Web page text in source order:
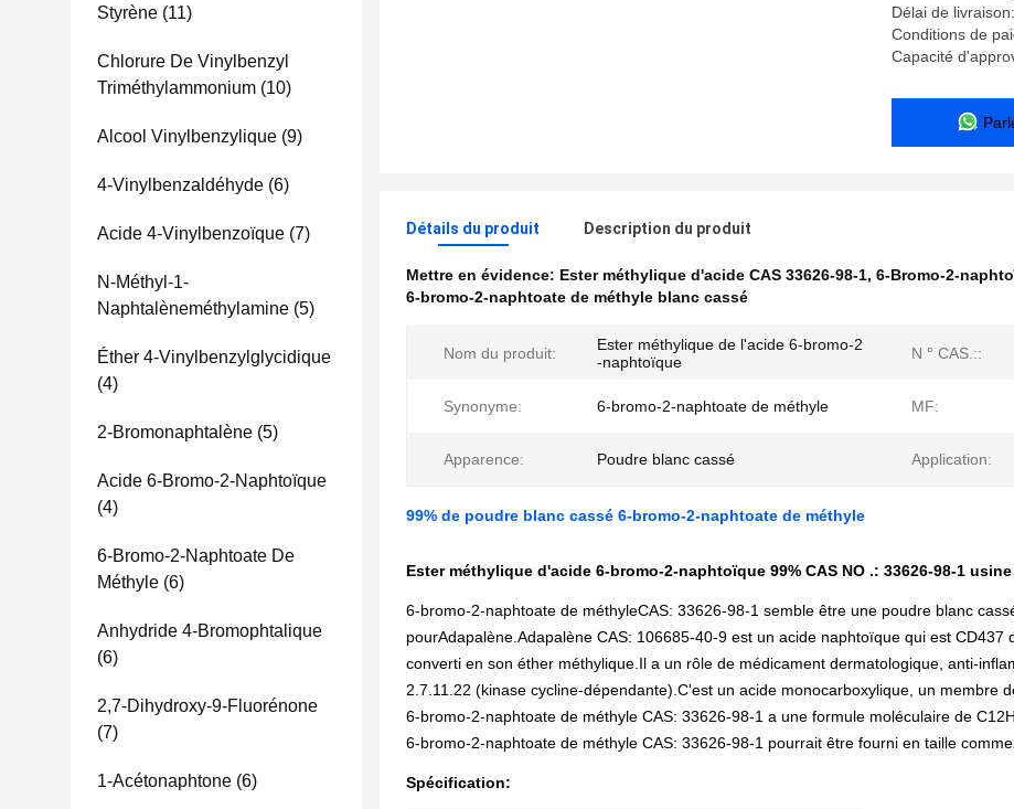
Styrène (11)
Chlorure De Vinylbenzyl
Triméthylammonium (10)
Alcool Vinylbenzylique (9)
4-Vinylbenzaldéhyde (6)
Acide 4-Vinylbenzoïque (7)
N-Méthyl-1-
Naphtalèneméthylamine (5)
Éther 4-Vinylbenzylglycidique
(4)
2-Bromonaphtalène (5)
Acide 6-Bromo-2-Naphtoïque
(4)
6-Bromo-2-Naphtoate De
Méthyle (6)
Anhydride 4-Bromophtalique
(6)
2,7-Dihydroxy-9-Fluorénone
(7)
1-Acétonaphtone (6)
Délai de
Conditions de
Capacité
Détails du produit Description du produit
Mettre en évidence: Ester méthylique d'acide CAS 33626-98-1, 6-Bromo-2-
6-bromo-2-naphtoate de méthyle blanc cassé
Nom du produit:
Ester méthylique de l'acide 6-bromo-2
-naphtoïque
N ° CAS.::
Synonyme: 6-bromo-2-naphtoate de méthyle MF:
Apparence: Poudre blanc cassé Application:
99% de poudre blanc cassé 6-bromo-2-naphtoate de méthyle
Ester méthylique d'acide 6-bromo-2-naphtoïque 99% CAS NO .: 33626-98-1 usine
6-bromo-2-naphtoate de méthyleCAS: 33626-98-1 semble être une poudre blanc
pourAdapalène.Adapalène CAS: 106685-40-9 est un acide naphtoïque qui est
converti en son éther méthylique.Il a un rôle de médicament dermatologique, anti-
2.7.11.22 (kinase cycline-dépendante).C'est un acide monocarboxylique, un membre
6-bromo-2-naphtoate de méthyle CAS: 33626-98-1 a une formule moléculaire de
6-bromo-2-naphtoate de méthyle CAS: 33626-98-1 pourrait être fourni en taille
Spécification: